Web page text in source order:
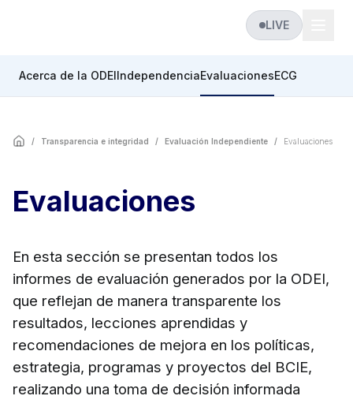
LIVE
Acerca de la ODEIIndependenciaEvaluacionesECG
/ Transparencia e integridad / Evaluación Independiente / Evaluaciones
Evaluaciones
En esta sección se presentan todos los
informes de evaluación generados por la ODEI,
que reflejan de manera transparente los
resultados, lecciones aprendidas y
recomendaciones de mejora en los políticas,
estrategia, programas y proyectos del BCIE,
realizando una toma de decisión informada